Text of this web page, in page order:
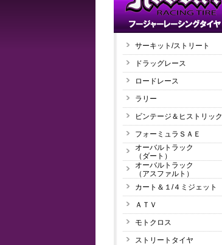
サーキット/ストリート
ドラッグレース
ロードレース
ラリー
ビンテージ＆ヒストリック
フォーミュラＳＡＥ
オーバルトラック
（ダート）
オーバルトラック
（アスファルト）
カート＆１/４ミジェット
ＡＴＶ
モトクロス
ストリートタイヤ